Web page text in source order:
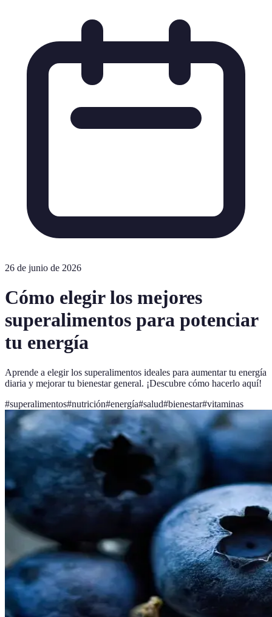
26 de junio de 2026
Cómo elegir los mejores
superalimentos para potenciar
tu energía
Aprende a elegir los superalimentos ideales para aumentar tu energía
diaria y mejorar tu bienestar general. ¡Descubre cómo hacerlo aquí!
#superalimentos#nutrición#energía#salud#bienestar#vitaminas